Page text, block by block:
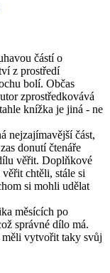
částí o
z prostředí
bolí. Občas
zprostředkovává
knížka je jiná - ne
nejzajímavější část,
donutí čtenáře
věřit. Doplňkové
chtěli, stále si
si mohli udělat
měsících po
správné dílo má.
měli vytvořit taky svůj